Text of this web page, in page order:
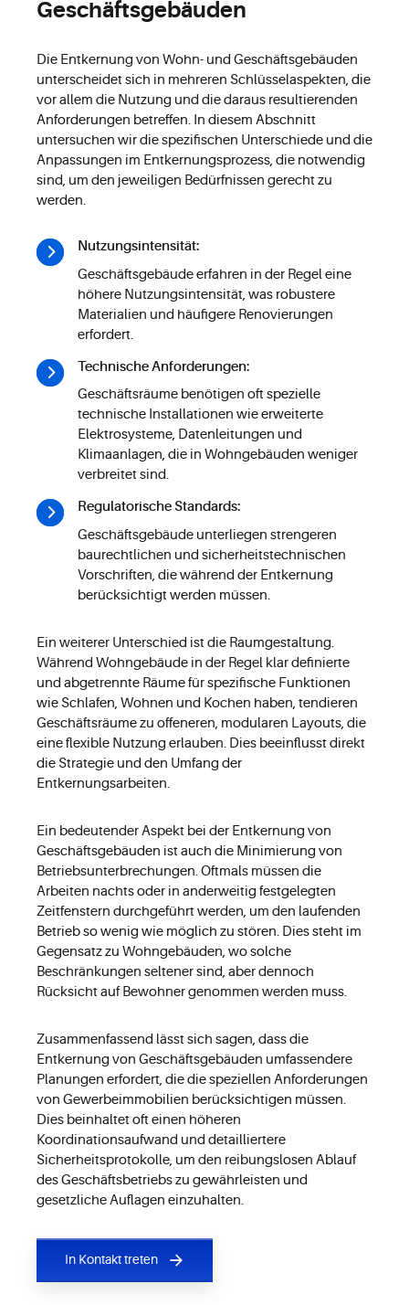
Geschäftsgebäuden
Die Entkernung von Wohn- und Geschäftsgebäuden
unterscheidet sich in mehreren Schlüsselaspekten, die
vor allem die Nutzung und die daraus resultierenden
Anforderungen betreffen. In diesem Abschnitt
untersuchen wir die spezifischen Unterschiede und die
Anpassungen im Entkernungsprozess, die notwendig
sind, um den jeweiligen Bedürfnissen gerecht zu
werden.
Nutzungsintensität:
Geschäftsgebäude erfahren in der Regel eine
höhere Nutzungsintensität, was robustere
Materialien und häufigere Renovierungen
erfordert.
Technische Anforderungen:
Geschäftsräume benötigen oft spezielle
technische Installationen wie erweiterte
Elektrosysteme, Datenleitungen und
Klimaanlagen, die in Wohngebäuden weniger
verbreitet sind.
Regulatorische Standards:
Geschäftsgebäude unterliegen strengeren
baurechtlichen und sicherheitstechnischen
Vorschriften, die während der Entkernung
berücksichtigt werden müssen.
Ein weiterer Unterschied ist die Raumgestaltung.
Während Wohngebäude in der Regel klar definierte
und abgetrennte Räume für spezifische Funktionen
wie Schlafen, Wohnen und Kochen haben, tendieren
Geschäftsräume zu offeneren, modularen Layouts, die
eine flexible Nutzung erlauben. Dies beeinflusst direkt
die Strategie und den Umfang der
Entkernungsarbeiten.
Ein bedeutender Aspekt bei der Entkernung von
Geschäftsgebäuden ist auch die Minimierung von
Betriebsunterbrechungen. Oftmals müssen die
Arbeiten nachts oder in anderweitig festgelegten
Zeitfenstern durchgeführt werden, um den laufenden
Betrieb so wenig wie möglich zu stören. Dies steht im
Gegensatz zu Wohngebäuden, wo solche
Beschränkungen seltener sind, aber dennoch
Rücksicht auf Bewohner genommen werden muss.
Zusammenfassend lässt sich sagen, dass die
Entkernung von Geschäftsgebäuden umfassendere
Planungen erfordert, die die speziellen Anforderungen
von Gewerbeimmobilien berücksichtigen müssen.
Dies beinhaltet oft einen höheren
Koordinationsaufwand und detailliertere
Sicherheitsprotokolle, um den reibungslosen Ablauf
des Geschäftsbetriebs zu gewährleisten und
gesetzliche Auflagen einzuhalten.
In Kontakt treten